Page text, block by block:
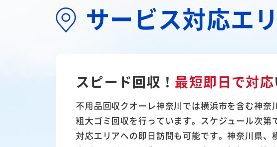
サービス対応エ
スピード回収！ 最短即日で対応
不用品回収クオーレ神奈川では横浜市を含む神奈
粗大ゴミ回収を行っています。スケジュール次第
対応エリアへの即日訪問も可能です。神奈川県、